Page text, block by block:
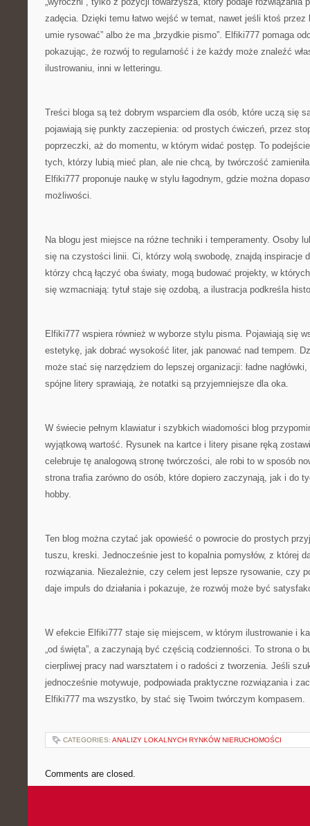
zadęcia. Dzięki temu łatwo wejść w temat, nawet jeśli ktoś przez
umie rysować” albo że ma „brzydkie pismo”. Elfiki777 pomaga
pokazując, że rozwój to regularność i że każdy może znaleźć
ilustrowaniu, inni w letteringu.
Treści bloga są też dobrym wsparciem dla osób, które uczą się
pojawiają się punkty zaczepienia: od prostych ćwiczeń, przez
poprzeczki, aż do momentu, w którym widać postęp. To
tych, którzy lubią mieć plan, ale nie chcą, by twórczość
Elfiki777 proponuje naukę w stylu łagodnym, gdzie można
możliwości.
Na blogu jest miejsce na różne techniki i temperamenty. Osoby
się na czystości linii. Ci, którzy wolą swobodę, znajdą inspiracje
którzy chcą łączyć oba światy, mogą budować projekty, w
się wzmacniają: tytuł staje się ozdobą, a ilustracja podkreśla
Elfiki777 wspiera również w wyborze stylu pisma. Pojawiają się
estetykę, jak dobrać wysokość liter, jak panować nad tempem.
może stać się narzędziem do lepszej organizacji: ładne
spójne litery sprawiają, że notatki są przyjemniejsze dla oka.
W świecie pełnym klawiatur i szybkich wiadomości blog
wyjątkową wartość. Rysunek na kartce i litery pisane ręką
celebruje tę analogową stronę twórczości, ale robi to w sposób
strona trafia zarówno do osób, które dopiero zaczynają, jak i do
hobby.
Ten blog można czytać jak opowieść o powrocie do prostych
tuszu, kreski. Jednocześnie jest to kopalnia pomysłów, z której
rozwiązania. Niezależnie, czy celem jest lepsze rysowanie, czy
daje impuls do działania i pokazuje, że rozwój może być
W efekcie Elfiki777 staje się miejscem, w którym ilustrowanie i
„od święta”, a zaczynają być częścią codzienności. To strona o
cierpliwej pracy nad warsztatem i o radości z tworzenia. Jeśli
jednocześnie motywuje, podpowiada praktyczne rozwiązania i
Elfiki777 ma wszystko, by stać się Twoim twórczym kompasem.
CATEGORIES: ANALIZY LOKALNYCH RYNKÓW NIERUCHOMOŚCI
Comments are closed.